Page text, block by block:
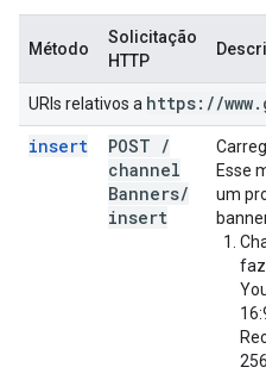
Método
Solicitação
HTTP
URIs relativos a https: //www.
insert
POST /
channel
Banners/
insert
Esse
um